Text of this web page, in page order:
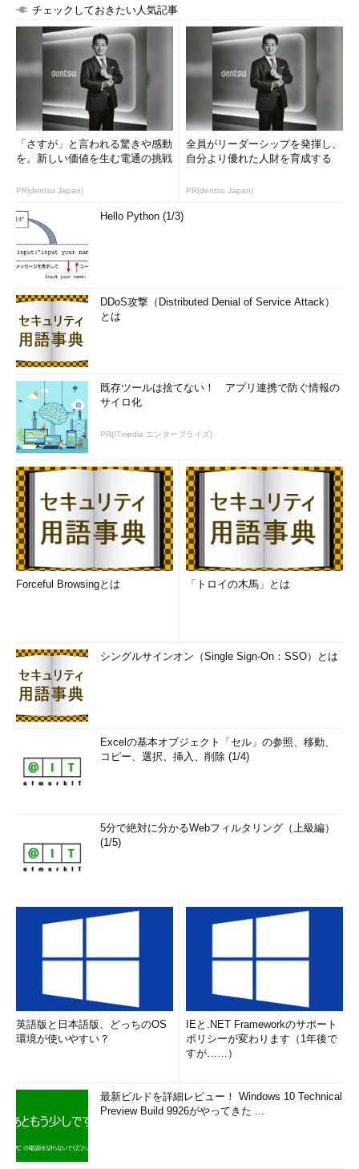
マイクロサービス／サーバレス時代では特に、この考え方が大事
になる。設計／開発段階でのセキュリティを強化しないと、早く
見つけて対処したり、フォレンジックで原因を究明したりといっ
たことができなくなる恐れがある」（古川氏）
岡田氏はマイクロサービスの一例としてNetflixのサービスアー
キテクチャを紹介し、「あらゆる処理を、APIを呼んで行うこと
ことなく、システム全体のリライアビリティーをまあまあ確保で
Netflixの500を超えるマイクロサービスのイメージ図
既存のシステムを分割してマイクロサービス化すれば、それぞ
れが独立して実行されるため、メンテナンスも他の部分のことを
パクトになる。コードをバージョンアップするにせよ、問題を修
正するにせよ、サービス全体にまたがって調整を行う必要がな
い。多くの企業が、モノリシックなアーキテクチャをマイクロサ
ービスに分解しようとしているのも、こんな利点があるからだと
いう。
「一方で、これに伴ってコードレビューの単位も極端に短くな
古川氏はさらに、「加えて、各関数に認証、認可の機能を持た
せなければならない。開発者側でそのことをしっかり意識し、セ
キュアバイデザインの考え方で認証、認可の機能を入れておかな
設計段階でのセキュリティが足りないとどうなるか――「デス・
機能の追加や修正がすぐ行える一方、マイクロサービス／サー
バレスによってソフトウェアの仕様とリポジトリの在り方、グラ
ンドデザインの在り方、さらには実装チームや組織の在り方が全
うに管理し、安全性をどのように担保するか。
例として挙げたのは、映画『スター・ウォーズ』シリーズに出て
ターは非常に強い要塞だが、セキュアバイデザインやシフトレフ
トが足りておらず、設計にSingle Point of Failure（SPoF）があ
った」（岡田氏）
ダウンしてしまう恐れがある。ただし、その原因は追及しやす
い。一方マイクロサービス／サーバレスでは、他者と共存共栄し
チェックしておきたい人気記事
「さすが」と言われる驚きや感動
を。新しい価値を生む電通の挑戦
PR(dentsu Japan)
全員がリーダーシップを発揮し、
自分より優れた人財を育成する
PR(dentsu Japan)
Hello Python (1/3)
DDoS攻撃（Distributed Denial of Service Attack）
とは
既存ツールは捨てない！ アプリ連携で防ぐ情報の
サイロ化
PR(ITmedia エンタープライズ)
Forceful Browsingとは 「トロイの木馬」とは
シングルサインオン（Single Sign-On：SSO）とは
Excelの基本オブジェクト「セル」の参照、移動、
コピー、選択、挿入、削除 (1/4)
5分で絶対に分かるWebフィルタリング（上級編）
(1/5)
英語版と日本語版、どっちのOS
環境が使いやすい？
IEと.NET Frameworkのサポート
ポリシーが変わります（1年後で
すが……）
最新ビルドを詳細レビュー！ Windows 10 Technical
Preview Build 9926がやってきた ...